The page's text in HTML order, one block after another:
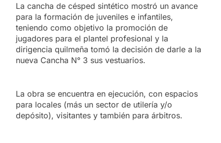
La cancha de césped sintético mostró un avance
para la formación de juveniles e infantiles,
teniendo como objetivo la promoción de
jugadores para el plantel profesional y la
dirigencia quilmeña tomó la decisión de darle a la
nueva Cancha N° 3 sus vestuarios.
La obra se encuentra en ejecución, con espacios
para locales (más un sector de utilería y/o
depósito), visitantes y también para árbitros.